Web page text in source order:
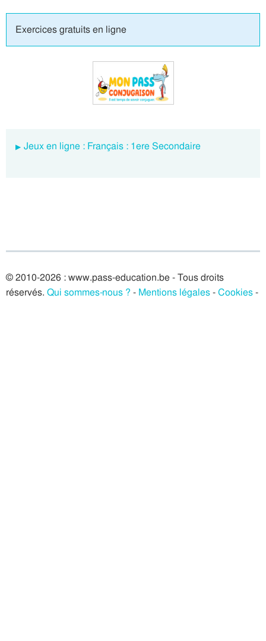
Exercices gratuits en ligne
Jeux en ligne : Français : 1ere Secondaire
© 2010-2026 : www.pass-education.be - Tous droits
réservés. Qui sommes-nous ? - Mentions légales-Cookies-